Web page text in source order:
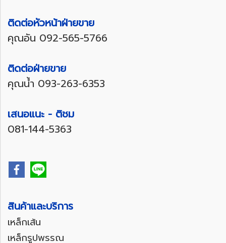
ติดต่อหัวหน้าฝ่ายขาย
คุณอัน 092-565-5766
ติดต่อฝ่ายขาย
คุณน้ำ 093-263-6353
เสนอแนะ - ติชม
081-144-5363
สินค้าและบริการ
เหล็กเส้น
เหล็กรูปพรรณ